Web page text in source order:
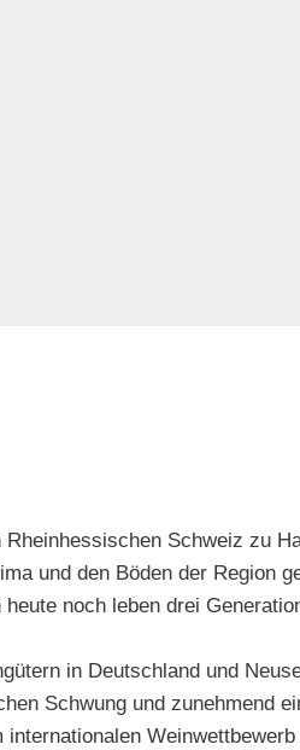
Schweiz zu
und den Böden der Region
noch leben drei
in Deutschland und
Schwung und zunehmend